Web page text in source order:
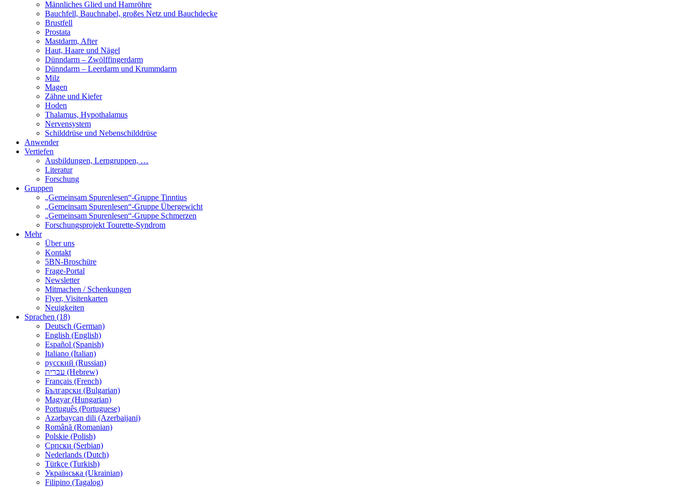
Männliches Glied und Harnröhre
Bauchfell, Bauchnabel, großes Netz und Bauchdecke
Brustfell
Prostata
Mastdarm, After
Haut, Haare und Nägel
Dünndarm – Zwölffingerdarm
Dünndarm – Leerdarm und Krummdarm
Milz
Magen
Zähne und Kiefer
Hoden
Thalamus, Hypothalamus
Nervensystem
Schilddrüse und Nebenschilddrüse
Anwender
Vertiefen
Ausbildungen, Lerngruppen, …
Literatur
Forschung
Gruppen
„Gemeinsam Spurenlesen“-Gruppe Tinntius
„Gemeinsam Spurenlesen“-Gruppe Übergewicht
„Gemeinsam Spurenlesen“-Gruppe Schmerzen
Forschungsprojekt Tourette-Syndrom
Mehr
Über uns
Kontakt
5BN-Broschüre
Frage-Portal
Newsletter
Mitmachen / Schenkungen
Flyer, Visitenkarten
Neuigkeiten
Sprachen (18)
Deutsch (German)
English (English)
Español (Spanish)
Italiano (Italian)
русский (Russian)
עברית (Hebrew)
Français (French)
Български (Bulgarian)
Magyar (Hungarian)
Português (Portuguese)
Azərbaycan dili (Azerbaijani)
Română (Romanian)
Polskie (Polish)
Српски (Serbian)
Nederlands (Dutch)
Türkçe (Turkish)
Українська (Ukrainian)
Filipino (Tagalog)